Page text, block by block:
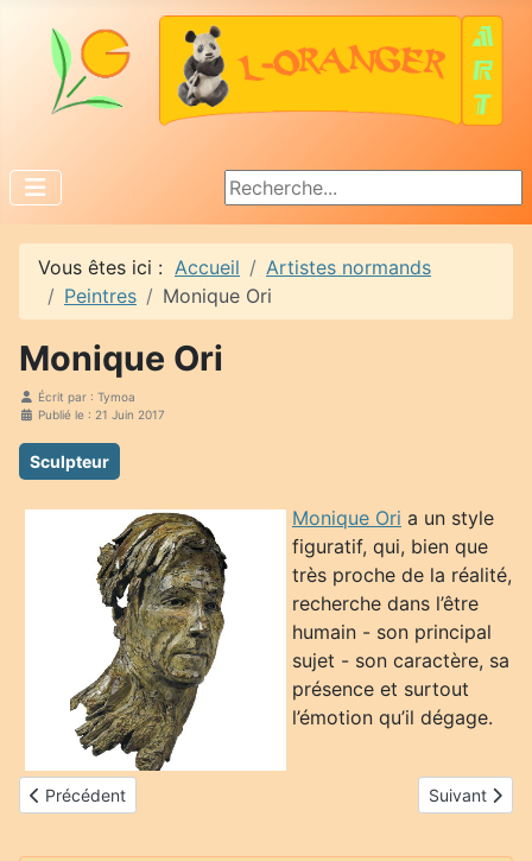
Rechercher
Vous êtes ici : Accueil
Artistes normands
Peintres
Monique Ori
Monique Ori
Écrit par : Tymoa
Publié le : 21 Juin 2017
Sculpteur
Monique Ori a un style
figuratif, qui, bien que
très proche de la réalité,
recherche dans l’être
humain - son principal
sujet - son caractère, sa
présence et surtout
l’émotion qu’il dégage.
Article précédent : Noëlle Bréhier
Précédent Article
Suivant